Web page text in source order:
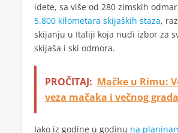
idete, sa više od 280 zimskih
5.800 kilometara skijaških staza,
skijanju u Italiji koja nudi izbor za
skijaša i ski odmora.
PROČITAJ: Mačke u Rimu:
veza mačaka i večnog grada
Iako iz godine u godinu na